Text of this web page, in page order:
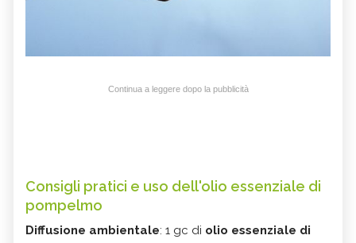
Continua a leggere dopo la pubblicità
Consigli pratici e uso dell'olio essenziale di
pompelmo
Diffusione ambientale: 1 gc di olio essenziale di